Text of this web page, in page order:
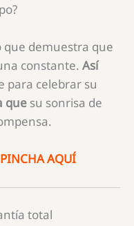
que demuestra que
constante. Así
para celebrar su
que su sonrisa de
AQUÍ
total